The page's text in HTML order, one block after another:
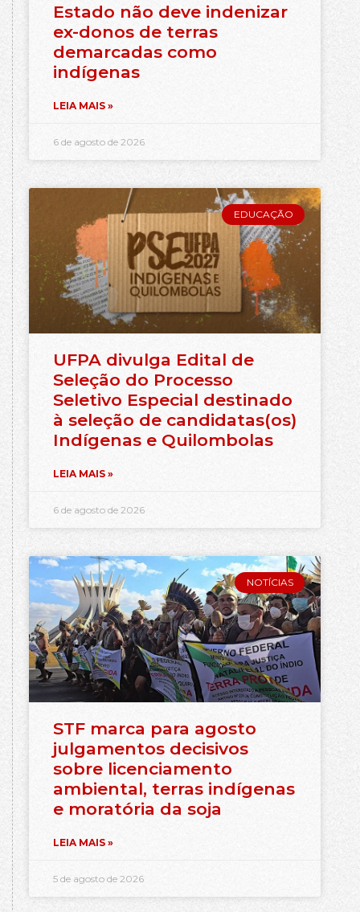
Estado não deve indenizar
ex-donos de terras
demarcadas como
indígenas
LEIA MAIS »
6 de agosto de 2026
EDUCAÇÃO
UFPA divulga Edital de
Seleção do Processo
Seletivo Especial destinado
à seleção de candidatas(os)
Indígenas e Quilombolas
LEIA MAIS »
6 de agosto de 2026
NOTÍCIAS
STF marca para agosto
julgamentos decisivos
sobre licenciamento
ambiental, terras indígenas
e moratória da soja
LEIA MAIS »
5 de agosto de 2026